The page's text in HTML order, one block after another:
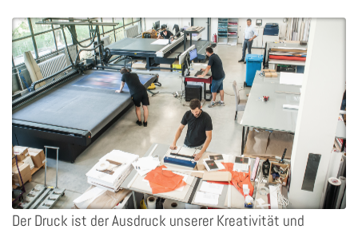
Der Druck ist der Ausdruck unserer Kreativität und